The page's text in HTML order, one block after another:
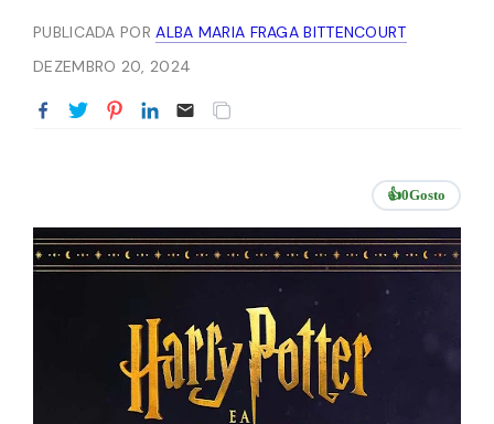
PUBLICADA PORALBA MARIA FRAGA BITTENCOURT
DEZEMBRO 20, 2024
👍0Gosto